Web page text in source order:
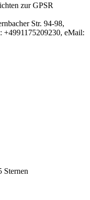
zur GPSR
Str. 94-98,
+4991175209230, eMail:
Sternen